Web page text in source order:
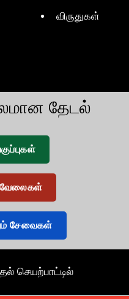
விருதுகள்
தேடல்
வேலைகள்
சேவைகள்
செயற்பாட்டில்